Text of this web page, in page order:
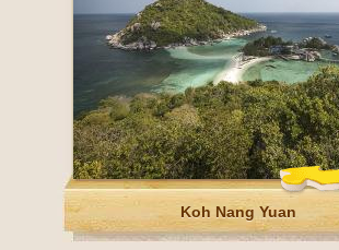
Koh Nang Yuan